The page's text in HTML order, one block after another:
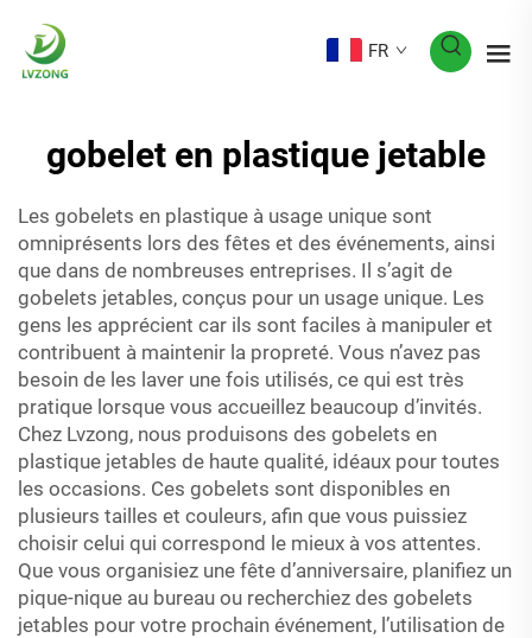
FR
gobelet en plastique jetable
Les gobelets en plastique à usage unique sont
omniprésents lors des fêtes et des événements, ainsi
que dans de nombreuses entreprises. Il s’agit de
gobelets jetables, conçus pour un usage unique. Les
gens les apprécient car ils sont faciles à manipuler et
contribuent à maintenir la propreté. Vous n’avez pas
besoin de les laver une fois utilisés, ce qui est très
pratique lorsque vous accueillez beaucoup d’invités.
Chez Lvzong, nous produisons des gobelets en
plastique jetables de haute qualité, idéaux pour toutes
les occasions. Ces gobelets sont disponibles en
plusieurs tailles et couleurs, afin que vous puissiez
choisir celui qui correspond le mieux à vos attentes.
Que vous organisiez une fête d’anniversaire, planifiez un
pique-nique au bureau ou recherchiez des gobelets
jetables pour votre prochain événement, l’utilisation de